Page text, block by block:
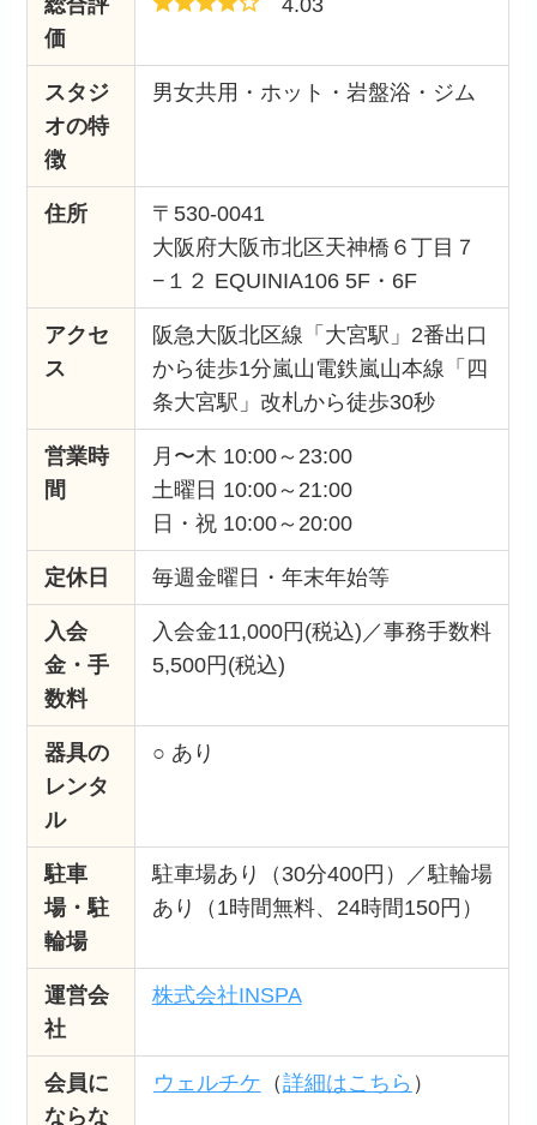
総合評
価
4.03
スタジ
オの特
徴
男女共用・ホット・岩盤浴・ジム
住所
〒530-0041
大阪府大阪市北区天神橋６丁目７
−１２ EQUINIA106 5F・6F
アクセ
ス
阪急大阪北区線「大宮駅」2番出口
から徒歩1分嵐山電鉄嵐山本線「四
条大宮駅」改札から徒歩30秒
営業時
間
月〜木 10:00～23:00
土曜日 10:00～21:00
日・祝 10:00～20:00
定休日 毎週金曜日・年末年始等
入会
金・手
数料
入会金11,000円(税込)／事務手数料
5,500円(税込)
器具の
レンタ
ル
○ あり
駐車
場・駐
輪場
駐車場あり（30分400円）／駐輪場
あり（1時間無料、24時間150円）
運営会
社
株式会社INSPA
会員に
ならな
ウェルチケ （詳細はこちら ）